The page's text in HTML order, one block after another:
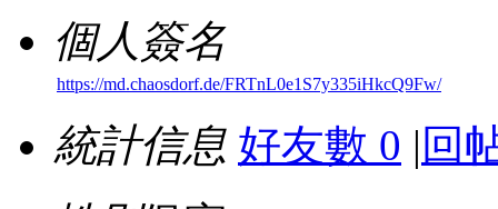
個人簽名
https://md.chaosdorf.de/FRTnL0e1S7y335iHkcQ9Fw/
統計信息 好友數 0 | 回